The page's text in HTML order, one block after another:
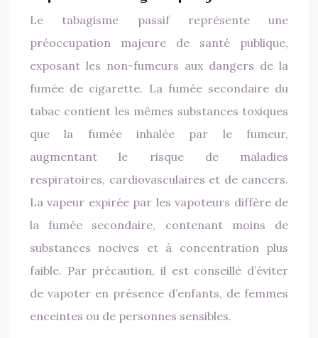
Le tabagisme passif représente une
préoccupation majeure de santé publique,
exposant les non-fumeurs aux dangers de la
fumée de cigarette. La fumée secondaire du
tabac contient les mêmes substances toxiques
que la fumée inhalée par le fumeur,
augmentant le risque de maladies
respiratoires, cardiovasculaires et de cancers.
La vapeur expirée par les vapoteurs diffère de
la fumée secondaire, contenant moins de
substances nocives et à concentration plus
faible. Par précaution, il est conseillé d’éviter
de vapoter en présence d’enfants, de femmes
enceintes ou de personnes sensibles.